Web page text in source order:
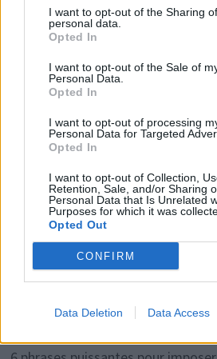
I want to opt-out of the Sharing
personal data.
Opted In
I want to opt-out of the Sale of
Personal Data.
Opted In
I want to opt-out of processing
Personal Data for Targeted
Opted In
I want to opt-out of Collection,
Retention, Sale, and/or Sharing
Personal Data that Is Unrelated
Purposes for which it was
Opted Out
CONFIRM
Data Deletion Data Access
atteindre une forme de plénitude
Rechercher
Articles récents
Facebook Accède à Vos Photos
Désactivez-le Facilement
Comment tourner la page après